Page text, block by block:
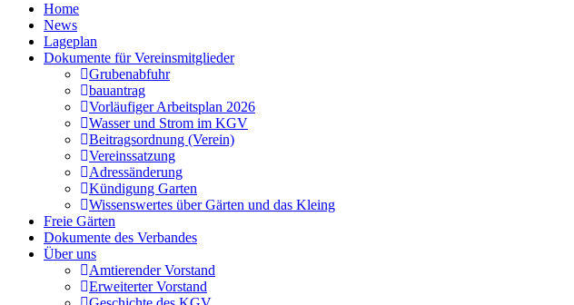
Home
News
Lageplan
Dokumente für Vereinsmitglieder
Grubenabfuhr
bauantrag
Vorläufiger Arbeitsplan 2026
Wasser und Strom im KGV
Beitragsordnung (Verein)
Vereinssatzung
Adressänderung
Kündigung Garten
Wissenswertes über Gärten und das Kleing
Freie Gärten
Dokumente des Verbandes
Über uns
Amtierender Vorstand
Erweiterter Vorstand